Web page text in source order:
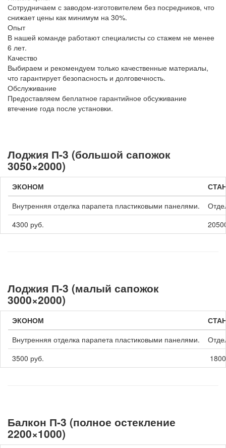
Сотрудничаем с заводом-изготовителем без посредников, что
снижает цены как минимум на 30%.
Опыт
В нашей команде работают специалисты со стажем не менее
6 лет.
Качество
Выбираем и рекомендуем только качественные материалы,
что гарантирует безопасность и долговечность.
Обслуживание
Предоставляем беплатное гарантийное обсуживание
втечение года после установки.
Лоджия П-3 (большой сапожок
3050×2000)
ЭКОНОМ
Внутренняя отделка парапета пластиковыми панелями.
4300 руб.
Лоджия П-3 (малый сапожок
3000×2000)
ЭКОНОМ
Внутренняя отделка парапета пластиковыми панелями.
3500 руб.
Балкон П-3 (полное остекление
2200×1000)